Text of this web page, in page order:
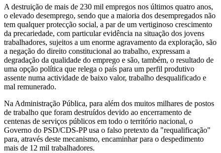
A destruição de mais de 230 mil empregos nos últimos quatro anos,
o elevado desemprego, sendo que a maioria dos desempregados não
tem qualquer protecção social, a par de um vertiginoso crescimento
da precariedade, com particular evidência na situação dos jovens
trabalhadores, sujeitos a um enorme agravamento da exploração, são
a negação do direito constitucional ao trabalho, expressam a
degradação da qualidade do emprego e são, também, o resultado de
uma opção política que relega o país para um perfil produtivo
assente numa actividade de baixo valor, trabalho desqualificado e
mal remunerado.
Na Administração Pública, para além dos muitos milhares de postos
de trabalho que foram destruídos devido ao encerramento de
centenas de serviços públicos em todo o território nacional, o
Governo do PSD/CDS-PP usa o falso pretexto da "requalificação"
para, através deste mecanismo, encaminhar para o despedimento
mais de 12 mil trabalhadores.